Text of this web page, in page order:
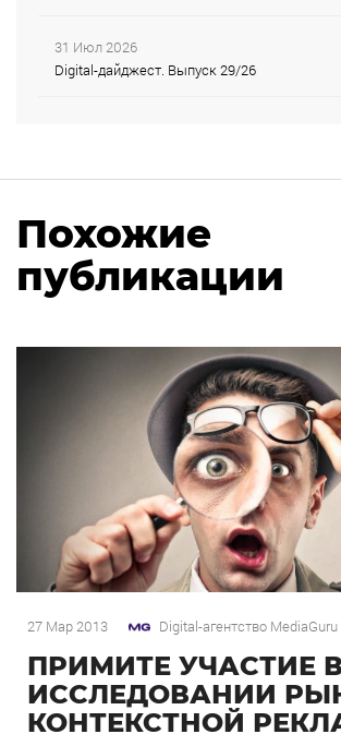
31 Июл 2026
Digital-дайджест. Выпуск 29/26
Похожие
публикации
27 Мар 2013 Digital-агентство MediaGuru
ПРИМИТЕ УЧАСТИЕ В
ИССЛЕДОВАНИИ
КОНТЕКСТНОЙ